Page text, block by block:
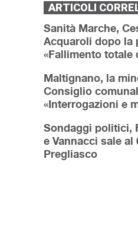
ARTICOLI
Sanità Marche,
Acquaroli dopo la
«Fallimento totale
Maltignano, la
Consiglio
«Interrogazioni e
Sondaggi politici,
e Vannacci sale al
Pregliasco